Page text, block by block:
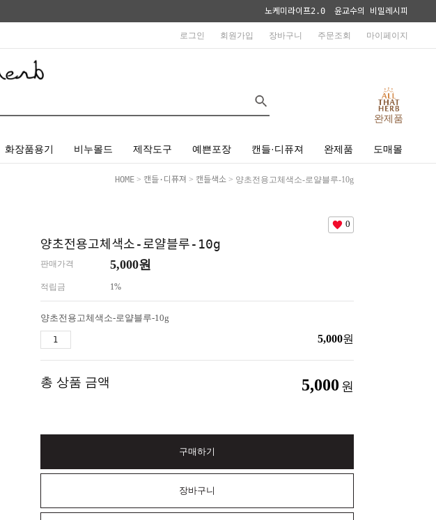
노케미라이프2.0 윤교수의 비밀레시피
로그인 회원가입 장바구니 주문조회 마이페이지
완제품
화장품용기 비누몰드 제작도구 예쁜포장 캔들·디퓨져 완제품 도매몰
HOME> 캔들·디퓨져 > 캔들색소> 양초전용고체색소-로얄블루-10g
0
양초전용고체색소-로얄블루-10g
판매가격 5,000원
적립금 1%
양초전용고체색소-로얄블루-10g
5,000원
총 상품 금액 5,000 원
구매하기
장바구니